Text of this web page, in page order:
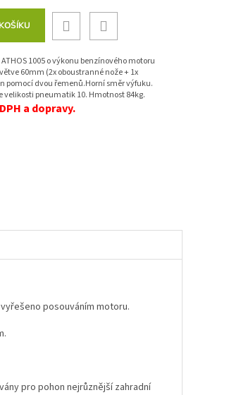
1005 o výkonu benzínového motoru
60mm (2x oboustranné nože + 1x
pomocí dvou řemenů.Horní směr výfuku.
velikosti pneumatik 10. Hmotnost 84kg.
a dopravy.
posouváním motoru.
pro pohon nejrůznější zahradní